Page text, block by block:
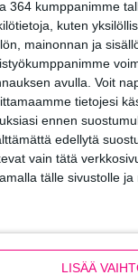
364 kumppanimme
kuten
mainonnan ja
avulla. Voit
tietojesi
ennen
edellytä
vain tätä
tälle sivustolle
LISÄÄ
,Suomi